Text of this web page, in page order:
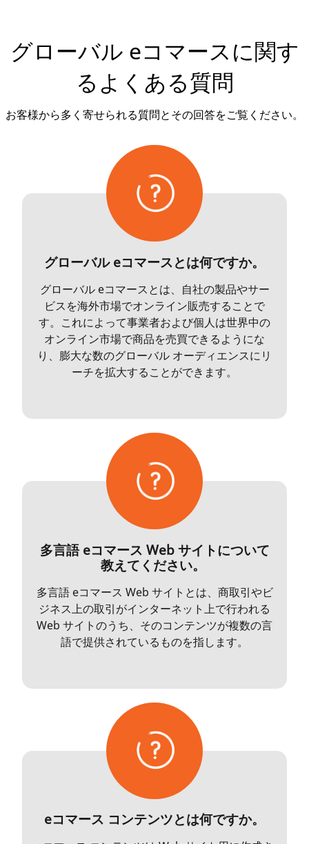
グローバル eコマースに関す
るよくある質問
お客様から多く寄せられる質問とその回答をご覧ください。
グローバル eコマースとは何ですか。
グローバル eコマースとは、自社の製品やサー
ビスを海外市場でオンライン販売することで
す。これによって事業者および個人は世界中の
オンライン市場で商品を売買できるようにな
り、膨大な数のグローバル オーディエンスにリ
ーチを拡大することができます。
多言語 eコマース Web サイトについて
教えてください。
多言語 eコマース Web サイトとは、商取引やビ
ジネス上の取引がインターネット上で行われる
Web サイトのうち、そのコンテンツが複数の言
語で提供されているものを指します。
eコマース コンテンツとは何ですか。